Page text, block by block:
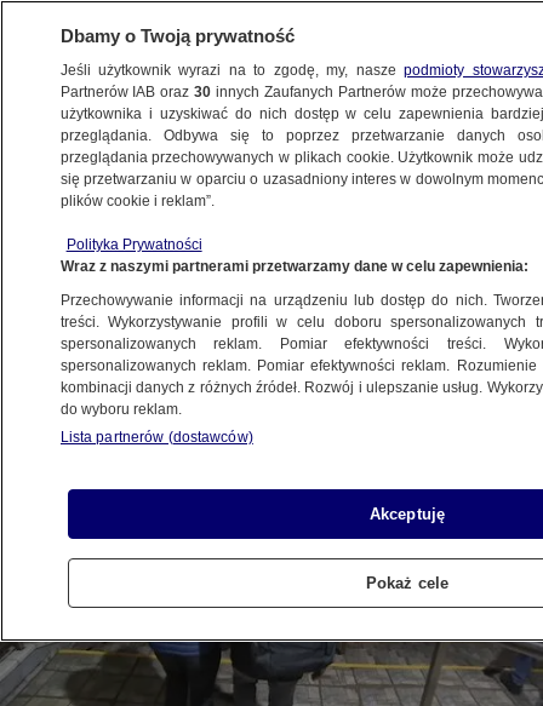
KATOWICE
m.in. za działanie na szkodę Alior Banku
29.11.2024, 08:18Aktualizacja: 29.11.2024, 10:08
Udostępnij
Dbamy o Twoją prywatność
Jeśli użytkownik wyrazi na to zgodę, my, naszepodmioty
Partnerów IAB oraz30 innych Zaufanych Partnerów może
użytkownika i uzyskiwać do nich dostęp w celu zapewnienia
przeglądania. Odbywa się to poprzez przetwarzanie danych
przeglądania przechowywanych w plikach cookie. Użytkownik może
się przetwarzaniu w oparciu o uzasadniony interes w dowolnym
plików cookie i reklam”.
Polityka Prywatności
Wraz z naszymi partnerami przetwarzamy dane w celu zapewnienia:
Przechowywanie informacji na urządzeniu lub dostęp do nich.
treści. Wykorzystywanie profili w celu doboru spersonalizowanych
spersonalizowanych reklam. Pomiar efektywności treści.
spersonalizowanych reklam. Pomiar efektywności reklam.
kombinacji danych z różnych źródeł. Rozwój i ulepszanie usług.
do wyboru reklam.
Lista partnerów (dostawców)
Akceptuję
Pokaż cele